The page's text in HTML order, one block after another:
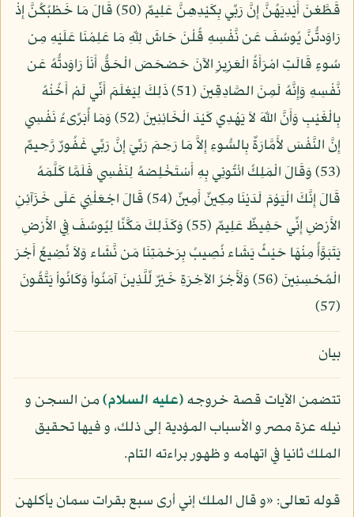
قَطَّعْنَ أَيْدِيَهُنَّ إِنَّ رَبِّي بِكَيْدِهِنَّ عَلِيمٌ (50) قَالَ مَا خَطْبُكُنَّ إِذْ
رَاوَدتُّنَّ يُوسُفَ عَن نَّفْسِهِ قُلْنَ حَاشَ لِلّهِ مَا عَلِمْنَا عَلَيْهِ مِن
سُوءٍ قَالَتِ امْرَأَةُ الْعَزِيزِ الآنَ حَصْحَصَ الْحَقُّ أَنَاْ رَاوَدتُّهُ عَن
نَّفْسِهِ وَإِنَّهُ لَمِنَ الصَّادِقِينَ (51) ذَلِكَ لِيَعْلَمَ أَنِّي لَمْ أَخُنْهُ
بِالْغَيْبِ وَأَنَّ اللّهَ لاَ يَهْدِي كَيْدَ الْخَائِنِينَ (52) وَمَا أُبَرِّىءُ نَفْسِي
إِنَّ النَّفْسَ لأَمَّارَةٌ بِالسُّوءِ إِلاَّ مَا رَحِمَ رَبِّيَ إِنَّ رَبِّي غَفُورٌ رَّحِيمٌ
(53) وَقَالَ الْمَلِكُ ائْتُونِي بِهِ أَسْتَخْلِصْهُ لِنَفْسِي فَلَمَّا كَلَّمَهُ
قَالَ إِنَّكَ الْيَوْمَ لَدَيْنَا مِكِينٌ أَمِينٌ (54) قَالَ اجْعَلْنِي عَلَى خَزَآئِنِ
الأَرْضِ إِنِّي حَفِيظٌ عَلِيمٌ (55) وَكَذَلِكَ مَكَّنِّا لِيُوسُفَ فِي الأَرْضِ
يَتَبَوَّأُ مِنْهَا حَيْثُ يَشَاء نُصِيبُ بِرَحْمَتِنَا مَن نَّشَاء وَلاَ نُضِيعُ أَجْرَ
الْمُحْسِنِينَ (56) وَلَأَجْرُ الآخِرَةِ خَيْرٌ لِّلَّذِينَ آمَنُواْ وَكَانُواْ يَتَّقُونَ
(57)
بيان
تتضمن الآيات قصة خروجه(عليه السلام)من السجن و
نيله عزة مصر و الأسباب المؤدية إلى ذلك، و فيها تحقيق
الملك ثانيا في اتهامه و ظهور براءته التام.
قوله تعالى: «و قال الملك إني أرى سبع بقرات سمان يأكلهن